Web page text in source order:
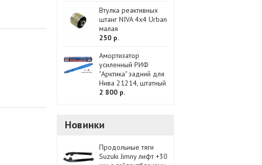
Втулка реактивных
штанг NIVA 4x4 Urban
малая
250 р.
Амортизатор
усиленный РИФ
"Арктика" задний для
Нива 21214, штатный
2 800 р.
Новинки
Продольные тяги
Suzuki Jimny лифт +30